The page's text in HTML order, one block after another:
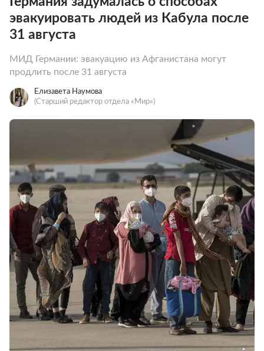
эвакуировать людей из Кабула после
31 августа
МИД Германии: эвакуацию из Афганистана могут
продлить после 31 августа
Елизавета Наумова
(Старший редактор отдела «Мир»)